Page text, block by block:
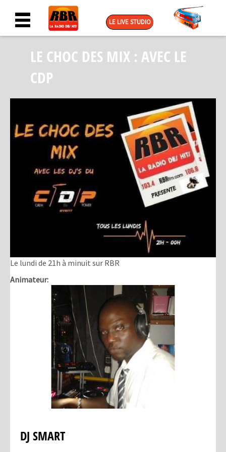
LE LIVE STUDIO
LE CHOC DES MIX : AVEC LE
CDP
Le lundi de 21h à minuit sur RBR
Animateur:
DJ SMART